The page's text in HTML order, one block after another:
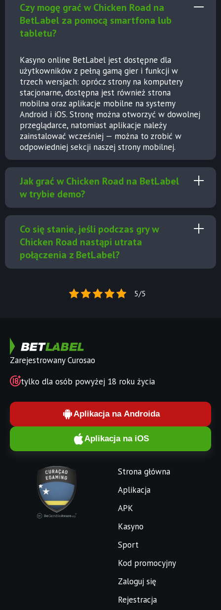
Czy mogę grać w Chicken Road na
BetLabel za pomocą smartfona lub
tabletu?
Kasyno online BetLabel jest dostępne dla
użytkowników z pełną gamą gier i funkcji w
trzech wersjach: oprócz strony na komputery
stacjonarne, dostępna jest również strona
mobilna oraz aplikacje mobilne na systemy
Android i iOS. Stronę można otworzyć w dowolnej
przeglądarce, natomiast aplikacje należy
zainstalować wcześniej — można to zrobić w
odpowiedniej sekcji naszej strony mobilnej.
Jak grać w Chicken Road na BetLabel
w trybie demo?
Co się stanie, jeśli podczas gry w
Chicken Road nastąpi utrata
połączenia z BetLabel?
5/5
Zarejestrowany Curosao
tylko dla osób powyżej 18 roku życia
Aplikacja na Androida
Aplikacja na iOS
Strona główna
Aplikacja
APK
Kasyno
Sport
Kod promocyjny
Zaloguj się
Rejestracja